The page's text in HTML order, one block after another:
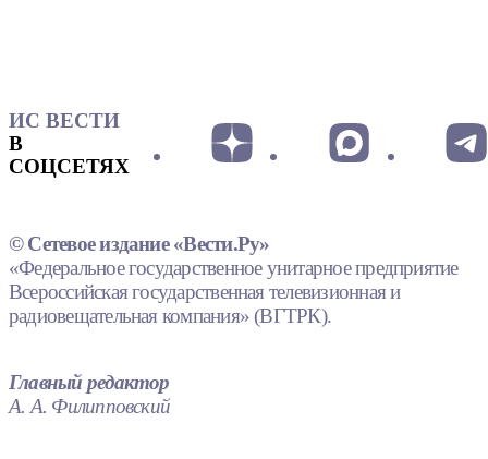
ИС ВЕСТИ
В
СОЦСЕТЯХ
© Сетевое издание «Вести.Ру»
«Федеральное государственное унитарное предприятие
Всероссийская государственная телевизионная и
радиовещательная компания» (ВГТРК).
Главный редактор
А. А. Филипповский